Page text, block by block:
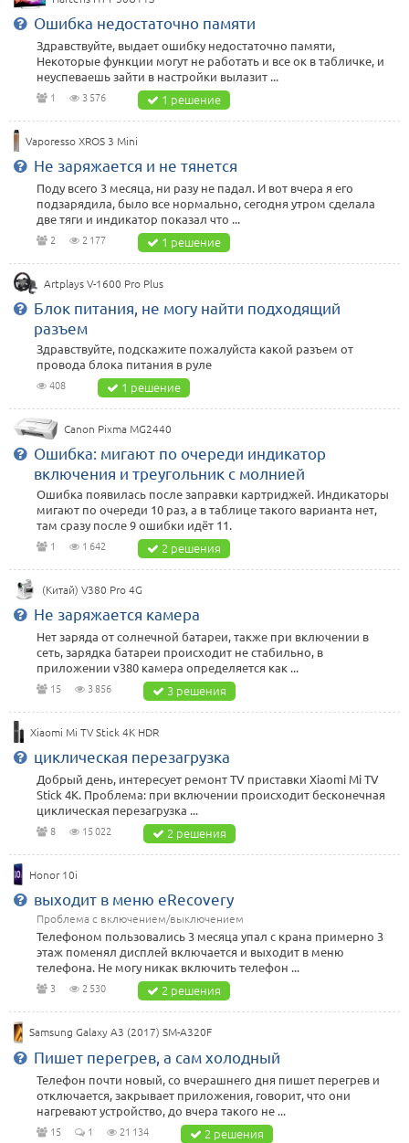
Ошибка недостаточно памяти
Здравствуйте, выдает ошибку недостаточно памяти,
Некоторые функции могут не работать и все ок в табличке, и
неуспеваешь зайти в настройки вылазит ...
1 3 576 1 решение
Vaporesso XROS 3 Mini
Не заряжается и не тянется
Поду всего 3 месяца, ни разу не падал. И вот вчера я его
подзарядила, было все нормально, сегодня утром сделала
две тяги и индикатор показал что ...
2 2 177 1 решение
Artplays V-1600 Pro Plus
Блок питания, не могу найти подходящий
разъем
Здравствуйте, подскажите пожалуйста какой разъем от
провода блока питания в руле
408 1 решение
Canon Pixma MG2440
Ошибка: мигают по очереди индикатор
включения и треугольник с молнией
Ошибка появилась после заправки картриджей. Индикаторы
мигают по очереди 10 раз, а в таблице такого варианта нет,
там сразу после 9 ошибки идёт 11.
1 1 642 2 решения
(Китай) V380 Pro 4G
Не заряжается камера
Нет заряда от солнечной батареи, также при включении в
сеть, зарядка батареи происходит не стабильно, в
приложении v380 камера определяется как ...
15 3 856 3 решения
Xiaomi Mi TV Stick 4K HDR
циклическая перезагрузка
Добрый день, интересует ремонт TV приставки Xiaomi Mi TV
Stick 4K. Проблема: при включении происходит бесконечная
циклическая перезагрузка ...
8 15 022 2 решения
Honor 10i
выходит в меню eRecovery
Проблема с включением/выключением
Телефоном пользовались 3 месяца упал с крана примерно 3
этаж поменял дисплей включается и выходит в меню
телефона. Не могу никак включить телефон ...
3 2 530 2 решения
Samsung Galaxy A3 (2017) SM-A320F
Пишет перегрев, а сам холодный
Телефон почти новый, со вчерашнего дня пишет перегрев и
отключается, закрывает приложения, говорит, что они
нагревают устройство, до вчера такого не ...
15 1 21 134 2 решения